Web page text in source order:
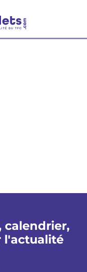
calendrier,
l'actualité